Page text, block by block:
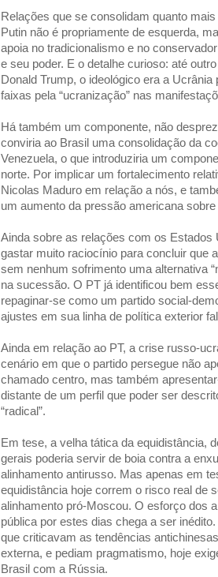
Relações que se consolidam quanto
Putin não é propriamente de esquerda,
apoia no tradicionalismo e no
e seu poder. E o detalhe curioso: até
Donald Trump, o ideológico era a
faixas pela “ucranização” nas
Há também um componente, não
conviria ao Brasil uma consolidação da
Venezuela, o que introduziria um
norte. Por implicar um fortalecimento
Nicolas Maduro em relação a nós, e
um aumento da pressão americana
Ainda sobre as relações com os Estados
gastar muito raciocínio para concluir que
sem nenhum sofrimento uma alternativa
na sucessão. O PT já identificou bem
repaginar-se como um partido social-
ajustes em sua linha de política exterior
Ainda em relação ao PT, a crise russo-
cenário em que o partido persegue não
chamado centro, mas também
distante de um perfil que poder ser
“radical”.
Em tese, a velha tática da equidistância,
gerais poderia servir de boia contra a
alinhamento antirusso. Mas apenas em
equidistância hoje correm o risco real de
alinhamento pró-Moscou. O esforço dos
pública por estes dias chega a ser
que criticavam as tendências
externa, e pediam pragmatismo, hoje
Brasil com a Rússia.